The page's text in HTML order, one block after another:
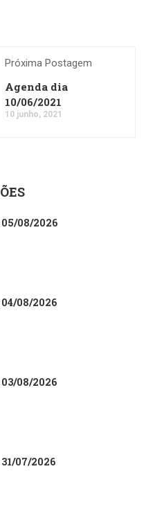
Próxima Postagem
Agenda dia
10/06/2021
10 junho, 2021
08/2026
08/2026
08/2026
07/2026